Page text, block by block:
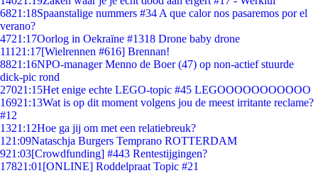
6821:18Spaanstalige nummers #34 A que calor nos pasaremos por el
verano?
4721:17Oorlog in Oekraïne #1318 Drone baby drone
111 21:17[Wielrennen #616] Brennan!
8821:16NPO-manager Menno de Boer (47) op non-actief stuurde
dick-pic rond
27021:15Het enige echte LEGO-topic #45 LEGOOOOOOOOOOO
16921:13Wat is op dit moment volgens jou de meest irritante reclame?
#12
1321:12Hoe ga jij om met een relatiebreuk?
1 21:09Nataschja Burgers Temprano ROTTERDAM
921:03[Crowdfunding] #443 Rentestijgingen?
17821:01 [ONLINE] Roddelpraat Topic #21